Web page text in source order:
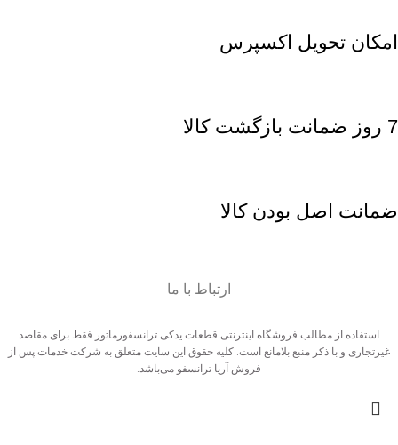
امکان تحویل اکسپرس
7 روز ضمانت بازگشت کالا
ضمانت اصل بودن کالا
ارتباط با ما
استفاده از مطالب فروشگاه اینترنتی قطعات یدکی ترانسفورماتور فقط برای مقاصد
غیرتجاری و با ذکر منبع بلامانع است. کلیه حقوق این سایت متعلق به شرکت خدمات پس از
فروش آریا ترانسفو می‌باشد.